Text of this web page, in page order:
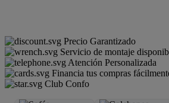
Precio Garantizado
Servicio de montaje
Atención Personalizada
Financia tus compras
Club Confo